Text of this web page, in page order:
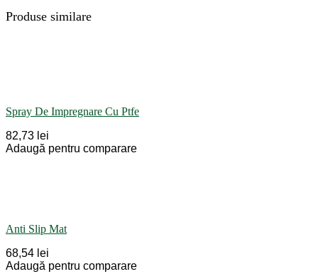
Produse similare
Spray De Impregnare Cu Ptfe
82,73 lei
Adaugă pentru comparare
Anti Slip Mat
68,54 lei
Adaugă pentru comparare